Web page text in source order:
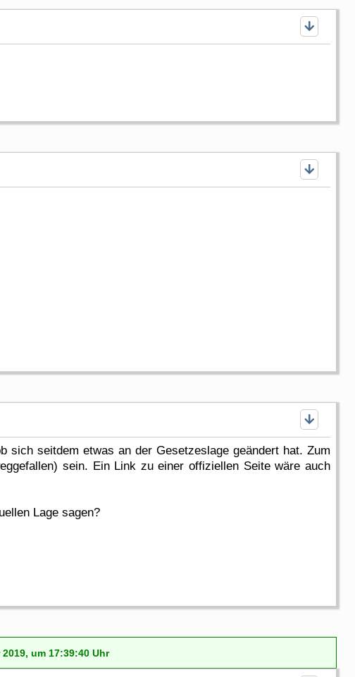
seitdem etwas an der Gesetzeslage geändert hat. Zum
sein. Ein Link zu einer offiziellen Seite wäre auch
Lage sagen?
um 17:39:40 Uhr